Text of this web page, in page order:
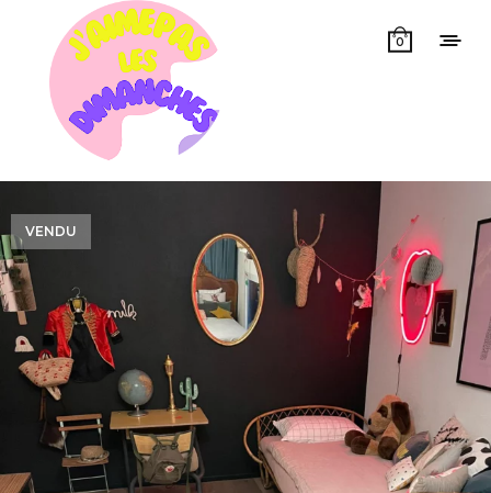
0
VENDU